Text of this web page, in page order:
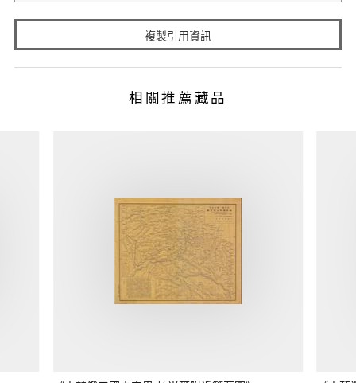
複製引用資訊
相關推薦藏品